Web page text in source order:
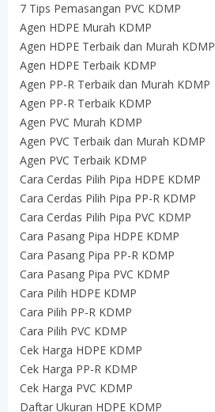
7 Tips Pemasangan PVC KDMP
Agen HDPE Murah KDMP
Agen HDPE Terbaik dan Murah KDMP
Agen HDPE Terbaik KDMP
Agen PP-R Terbaik dan Murah KDMP
Agen PP-R Terbaik KDMP
Agen PVC Murah KDMP
Agen PVC Terbaik dan Murah KDMP
Agen PVC Terbaik KDMP
Cara Cerdas Pilih Pipa HDPE KDMP
Cara Cerdas Pilih Pipa PP-R KDMP
Cara Cerdas Pilih Pipa PVC KDMP
Cara Pasang Pipa HDPE KDMP
Cara Pasang Pipa PP-R KDMP
Cara Pasang Pipa PVC KDMP
Cara Pilih HDPE KDMP
Cara Pilih PP-R KDMP
Cara Pilih PVC KDMP
Cek Harga HDPE KDMP
Cek Harga PP-R KDMP
Cek Harga PVC KDMP
Daftar Ukuran HDPE KDMP